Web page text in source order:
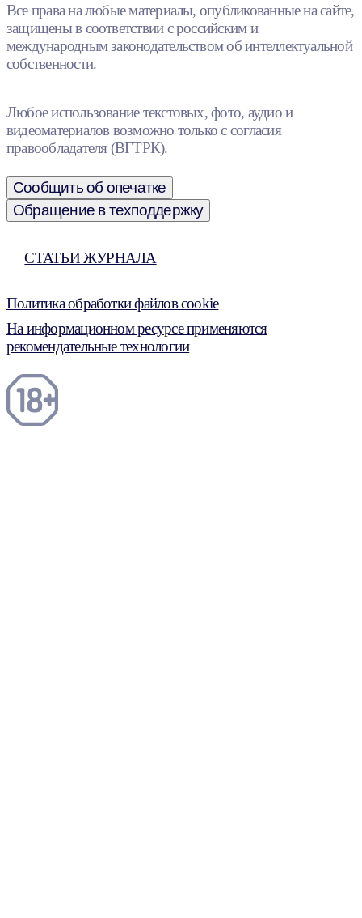
Все права на любые материалы, опубликованные на сайте,
защищены в соответствии с российским и
международным законодательством об интеллектуальной
собственности.
Любое использование текстовых, фото, аудио и
видеоматериалов возможно только с согласия
правообладателя (ВГТРК).
Сообщить об опечатке
Обращение в техподдержку
СТАТЬИ ЖУРНАЛА
Политика обработки файлов cookie
На информационном ресурсе применяются
рекомендательные технологии